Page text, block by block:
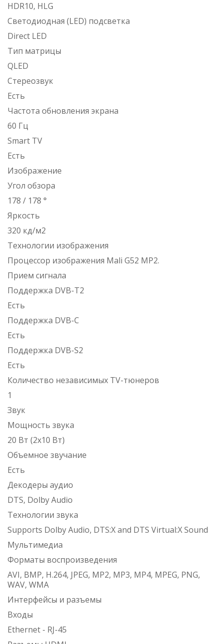
HDR10, HLG
Светодиодная (LED) подсветка
Direct LED
Тип матрицы
QLED
Стереозвук
Есть
Частота обновления экрана
60 Гц
Smart TV
Есть
Изображение
Угол обзора
178 / 178 °
Яркость
320 кд/м2
Технологии изображения
Процессор изображения Mali G52 MP2.
Прием сигнала
Поддержка DVB-T2
Есть
Поддержка DVB-C
Есть
Поддержка DVB-S2
Есть
Количество независимых TV-тюнеров
1
Звук
Мощность звука
20 Вт (2х10 Вт)
Объемное звучание
Есть
Декодеры аудио
DTS, Dolby Audio
Технологии звука
Supports Dolby Audio, DTS:X and DTS Virtual:X Sound
Мультимедиа
Форматы воспроизведения
AVI, BMP, H.264, JPEG, MP2, MP3, MP4, MPEG, PNG,
WAV, WMA
Интерфейсы и разъемы
Входы
Ethernet - RJ-45